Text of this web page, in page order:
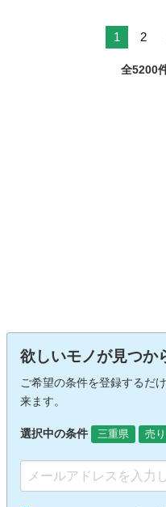
1 2
全5200
欲しいモノが見つか
ご希望の条件を登録するだ
来ます。
選択中の条件 三重県 売